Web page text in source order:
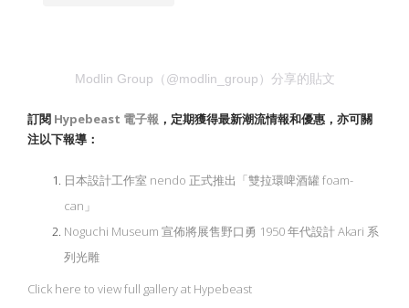
Modlin Group（@modlin_group）分享的貼文
訂閱 Hypebeast 電子報 ，定期獲得最新潮流情報和優惠，亦可關
注以下報導：
日本設計工作室 nendo 正式推出「雙拉環啤酒罐 foam-
can」
Noguchi Museum 宣佈將展售野口勇 1950 年代設計 Akari 系
列光雕
Click here to view full gallery at Hypebeast